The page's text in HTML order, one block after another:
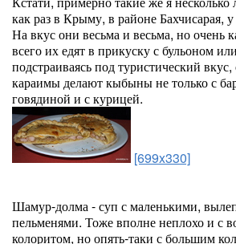
как раз в Крыму, в районе Бахчисарая,
На вкус они весьма и весьма, но очень
всего их едят в прикуску с бульоном
подстраиваясь под туристический вкус,
караимы делают кыбыны не только с
говядиной и с курицей.
[699x330]
Шамур-долма - суп с маленькими,
пельменями. Тоже вполне неплохо и с
колоритом, но опять-таки с большим